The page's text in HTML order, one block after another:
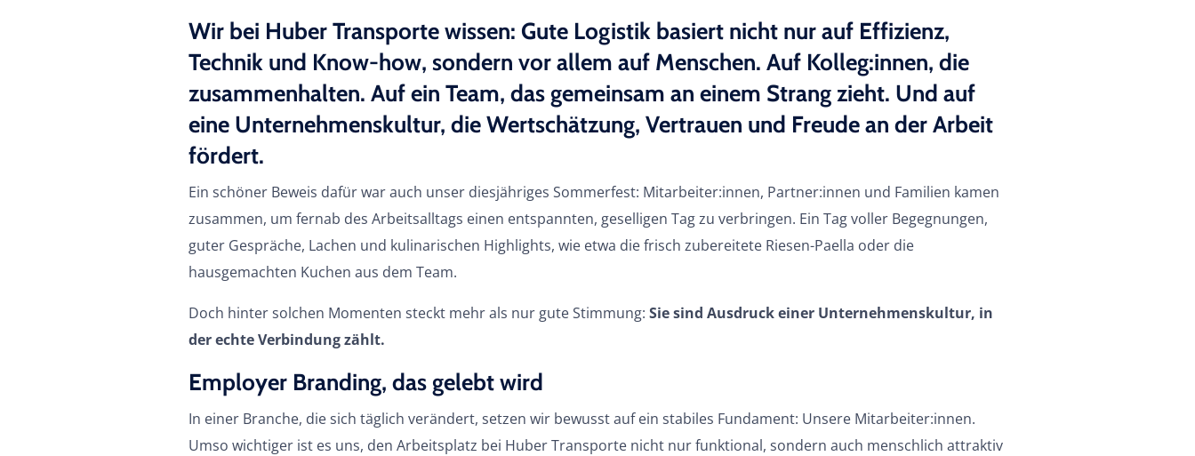
Wir bei Huber Transporte wissen: Gute Logistik basiert nicht nur auf Effizienz,
Technik und Know-how, sondern vor allem auf Menschen. Auf Kolleg:innen, die
zusammenhalten. Auf ein Team, das gemeinsam an einem Strang zieht. Und auf
eine Unternehmenskultur, die Wertschätzung, Vertrauen und Freude an der Arbeit
fördert.
Ein schöner Beweis dafür war auch unser diesjähriges Sommerfest: Mitarbeiter:innen, Partner:innen und Familien kamen
zusammen, um fernab des Arbeitsalltags einen entspannten, geselligen Tag zu verbringen. Ein Tag voller Begegnungen,
guter Gespräche, Lachen und kulinarischen Highlights, wie etwa die frisch zubereitete Riesen-Paella oder die
hausgemachten Kuchen aus dem Team.
Doch hinter solchen Momenten steckt mehr als nur gute Stimmung: Sie sind Ausdruck einer Unternehmenskultur, in
der echte Verbindung zählt.
Employer Branding, das gelebt wird
In einer Branche, die sich täglich verändert, setzen wir bewusst auf ein stabiles Fundament: Unsere Mitarbeiter:innen.
Umso wichtiger ist es uns, den Arbeitsplatz bei Huber Transporte nicht nur funktional, sondern auch menschlich attraktiv